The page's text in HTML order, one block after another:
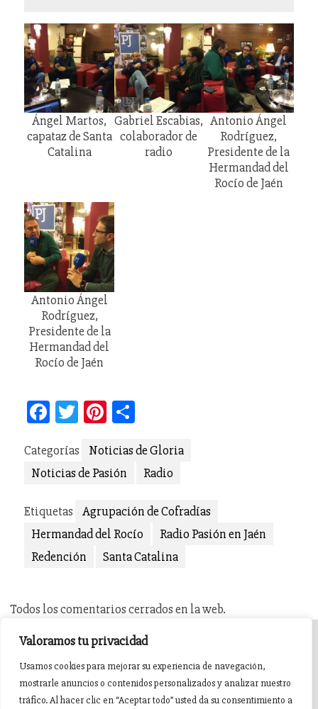
Valoramos tu privacidad
Usamos cookies para mejorar su experiencia de navegación,
mostrarle anuncios o contenidos personalizados y analizar nuestro
tráfico. Al hacer clic en “Aceptar todo” usted da su consentimiento a
Ángel Martos,
capataz de Santa
Catalina
Gabriel Escabias,
colaborador de
radio
Antonio Ángel
Rodríguez,
Presidente de la
Hermandad del
Rocío de Jaén
Antonio Ángel
Rodríguez,
Presidente de la
Hermandad del
Rocío de Jaén
Facebook
TwitterPinterest
Categorías
Noticias de Gloria
Noticias de Pasión
Radio
Etiquetas
Agrupación de Cofradías
Hermandad del Rocío
Radio Pasión en Jaén
Redención
Santa Catalina
Todos los comentarios cerrados en la web.
INICIO AGENDA
NOTICIAS DE PASIÓN
NOTICIAS DE GLORIA
BREVES COFRADES BANDAS